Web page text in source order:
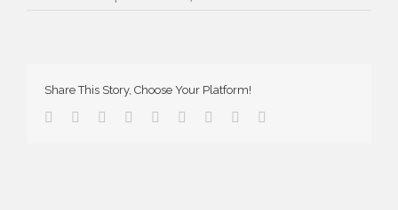
Share This Story, Choose Your Platform!